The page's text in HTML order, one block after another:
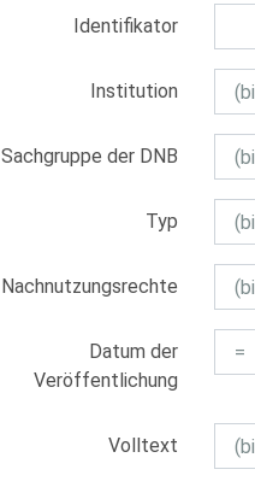
Identifikator
Institution
Sachgruppe der DNB
Typ
Nachnutzungsrechte
Datum der
Veröffentlichung
Volltext